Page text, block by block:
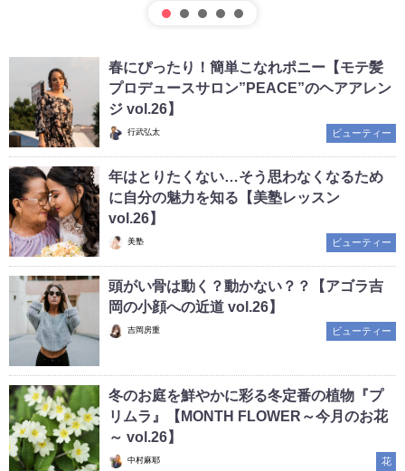
春にぴったり！簡単こなれポニー【モテ髪
プロデュースサロン”PEACE”のヘアアレン
ジ vol.26】
行武弘太 ビューティー
年はとりたくない…そう思わなくなるため
に自分の魅力を知る【美塾レッスン
vol.26】
美塾 ビューティー
頭がい骨は動く？動かない？？【アゴラ吉
岡の小顔への近道 vol.26】
吉岡房重 ビューティー
冬のお庭を鮮やかに彩る冬定番の植物『プ
リムラ』【MONTH FLOWER～今月のお花
～ vol.26】
中村麻耶 花